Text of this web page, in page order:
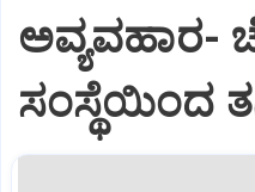
ಅವ್ಯವಹಾರ-
ಸಂಸ್ಥೆಯಿಂದ